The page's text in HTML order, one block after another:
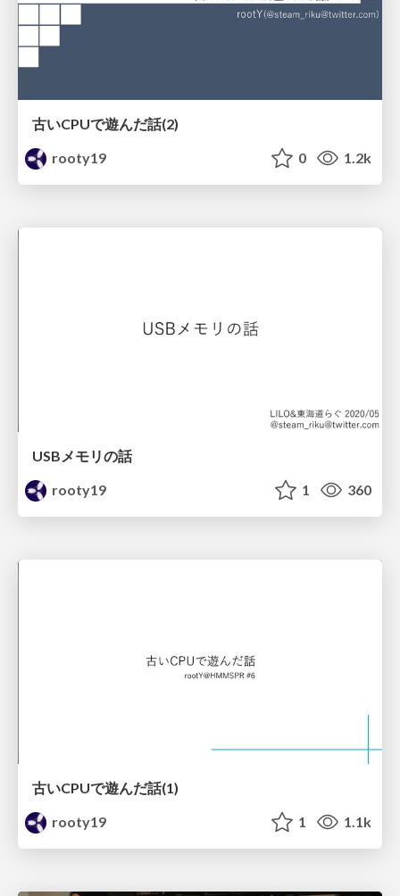
古いCPUで遊んだ話(2)
rooty19
0 1.2k
USBメモリの話
rooty19
1 360
古いCPUで遊んだ話(1)
rooty19
1 1.1k